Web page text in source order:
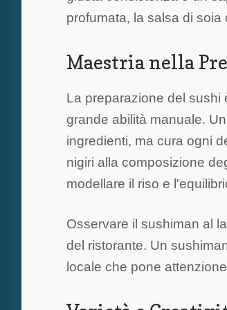
profumata, la salsa di
Maestria nella
La preparazione del sushi
grande abilità manuale.
ingredienti, ma cura ogni
nigiri alla composizione
modellare il riso e
Osservare il sushiman al
del ristorante. Un
locale che pone